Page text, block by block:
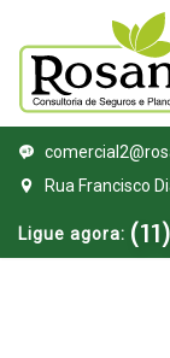
Rua Francisco
Ligue agora:
Pessoa
Física
Seguro
Auto
Privada
Previdência
Privada